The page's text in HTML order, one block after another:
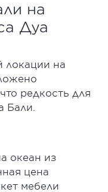
на
Дуа
локации на
редкость для
океан из
цена
мебели